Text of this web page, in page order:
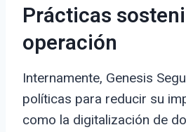
Prácticas
operación
Internamente, Genesis
políticas para reducir su
como la digitalización de